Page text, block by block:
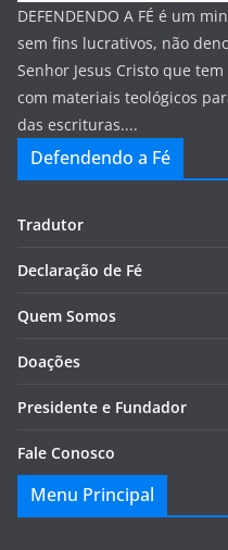
DEFENDENDO A FÉ é um
sem fins lucrativos, não
Senhor Jesus Cristo que
com materiais teológicos
das escrituras....
Defendendo a Fé
Tradutor
Declaração de Fé
Quem Somos
Doações
Presidente e Fundador
Fale Conosco
Menu Principal